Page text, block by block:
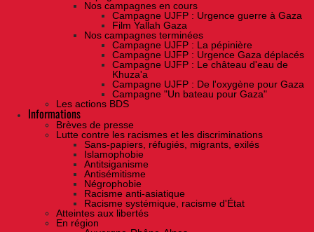
Nos campagnes en cours
Campagne UJFP : Urgence guerre à Gaza
Film Yallah Gaza
Nos campagnes terminées
Campagne UJFP : La pépinière
Campagne UJFP : Urgence Gaza déplacés
Campagne UJFP : Le château d'eau de
Khuza'a
Campagne UJFP : De l'oxygène pour Gaza
Campagne "Un bateau pour Gaza"
Les actions BDS
Informations
Brèves de presse
Lutte contre les racismes et les discriminations
Sans-papiers, réfugiés, migrants, exilés
Islamophobie
Antitsiganisme
Antisémitisme
Négrophobie
Racisme anti-asiatique
Racisme systémique, racisme d'État
Atteintes aux libertés
En région